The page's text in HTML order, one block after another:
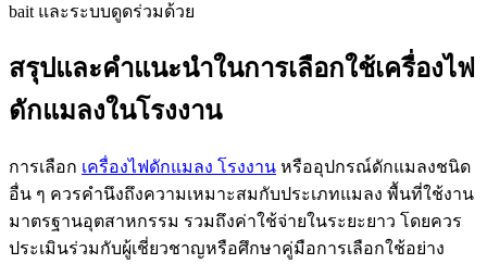
bait และระบบดูดร่วมด้วย
สรุปและคำแนะนำในการเลือกใช้เครื่องไฟ
ดักแมลงในโรงงาน
การเลือก เครื่องไฟดักแมลง โรงงาน หรืออุปกรณ์ดักแมลงชนิด
อื่น ๆ ควรคำนึงถึงความเหมาะสมกับประเภทแมลง พื้นที่ใช้งาน
มาตรฐานอุตสาหกรรม รวมถึงค่าใช้จ่ายในระยะยาว โดยควร
ประเมินร่วมกับผู้เชี่ยวชาญหรือศึกษาคู่มือการเลือกใช้อย่าง